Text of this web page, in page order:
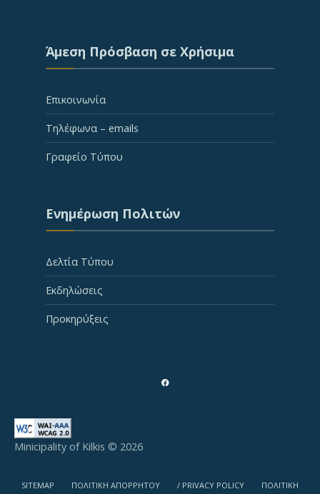
Άμεση Πρόσβαση σε Χρήσιμα
Επικοινωνία
Τηλέφωνα – emails
Γραφείο Τύπου
Ενημέρωση Πολιτών
Δελτία Τύπου
Εκδηλώσεις
Προκηρύξεις
Minicipality of Kilkis © 2026
SITEMAP ΠΟΛΙΤΙΚΗ ΑΠΟΡΡΗΤΟΥ / PRIVACY POLICY ΠΟΛΙΤΙΚΗ